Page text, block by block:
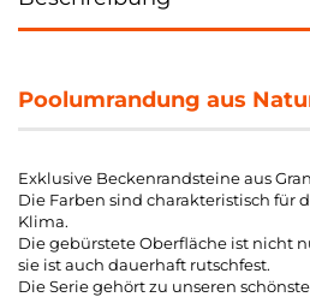
Poolumrandung aus
Exklusive Beckenrandsteine aus
Die Farben sind charakteristisch für
Klima.
Die gebürstete Oberfläche ist nicht
sie ist auch dauerhaft rutschfest.
Die Serie gehört zu unseren